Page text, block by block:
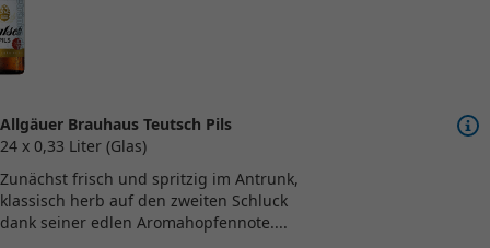
Allgäuer Brauhaus Teutsch Pils
24 x 0,33 Liter (Glas)
Zunächst frisch und spritzig im Antrunk,
klassisch herb auf den zweiten Schluck
dank seiner edlen Aromahopfennote....